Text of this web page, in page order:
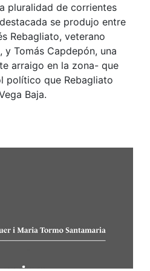
pluralidad de corrientes
se produjo entre
Rebagliato, veterano
Tomás Capdepón, una
arraigo en la zona- que
político que Rebagliato
Baja.